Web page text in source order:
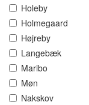
Holeby
Holmegaard
Højreby
Langebæk
Maribo
Møn
Nakskov